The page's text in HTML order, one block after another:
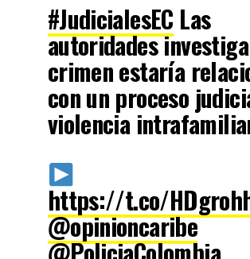
#JudicialesEC Las
autoridades
crimen estaría
con un proceso
violencia
https://t.co/
@opinioncaribe